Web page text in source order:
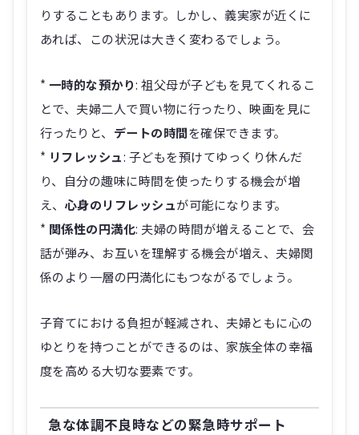
りすることもあります。しかし、義実家が近くに
あれば、この状況は大きく変わるでしょう。
* 一時的な預かり: 祖父母が子どもを見てくれるこ
とで、夫婦二人で買い物に行ったり、映画を見に
行ったりと、 デートの時間を確保できます。
* リフレッシュ: 子どもを預けてゆっくり休んだ
り、自分の趣味に時間を使ったりする機会が増
え、 心身のリフレッシュが可能になります。
* 関係性の円満化: 夫婦の時間が増えることで、会
話が弾み、お互いを理解する機会が増え、夫婦関
係のより一層の円満化にもつながるでしょう。
子育てにおける負担が軽減され、夫婦ともに心の
ゆとりを持つことができるのは、家族全体の幸福
度を高める大切な要素です。
急な体調不良時などの緊急時サポート